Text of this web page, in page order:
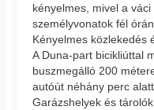
kényelmes, mivel a
személyvonatok fél
Kényelmes közlekedés
A Duna-part bicikliúttal
buszmegálló 200
autóút néhány perc
Garázshelyek és